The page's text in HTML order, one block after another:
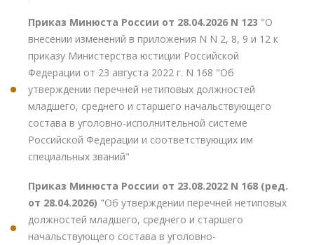
Приказ Минюста России от 28.04.2026 N 123 "О
внесении изменений в приложения N N 2, 8, 9 и 12 к
приказу Министерства юстиции Российской
Федерации от 23 августа 2022 г. N 168 "Об
утверждении перечней нетиповых должностей
младшего, среднего и старшего начальствующего
состава в уголовно-исполнительной системе
Российской Федерации и соответствующих им
специальных званий"
Приказ Минюста России от 23.08.2022 N 168 (ред.
от 28.04.2026) "Об утверждении перечней нетиповых
должностей младшего, среднего и старшего
начальствующего состава в уголовно-